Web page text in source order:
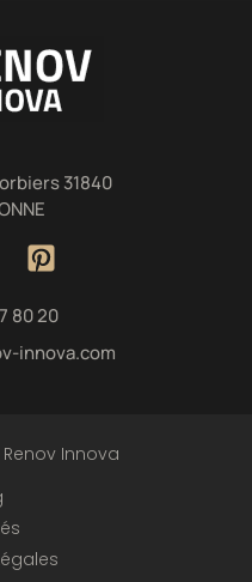
31840
80 20
innova.com
Innova